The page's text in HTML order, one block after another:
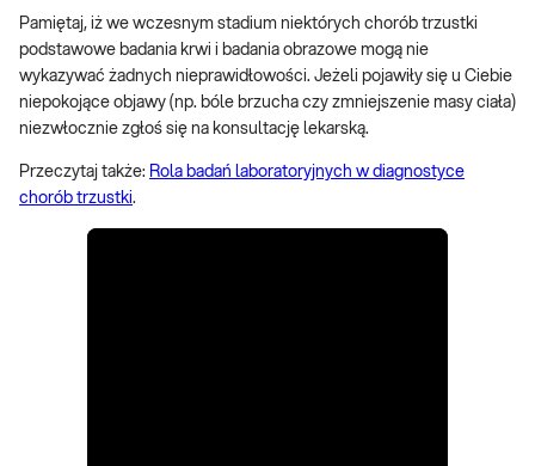
Pamiętaj, iż we wczesnym stadium niektórych chorób trzustki
podstawowe badania krwi i badania obrazowe mogą nie
wykazywać żadnych nieprawidłowości. Jeżeli pojawiły się u Ciebie
niepokojące objawy (np. bóle brzucha czy zmniejszenie masy ciała)
niezwłocznie zgłoś się na konsultację lekarską.
Przeczytaj także: Rola badań laboratoryjnych w diagnostyce
chorób trzustki.